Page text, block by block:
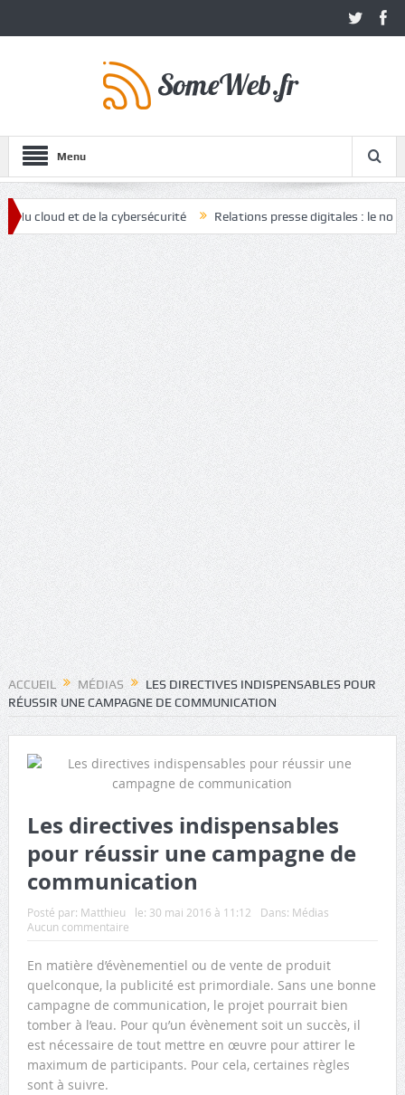
Menu
et de la cybersécurité Relations presse digitales : le nouvel
ACCUEIL MÉDIAS
LES DIRECTIVES INDISPENSABLES POUR
RÉUSSIR UNE CAMPAGNE DE COMMUNICATION
Les directives indispensables
pour réussir une campagne de
communication
Posté par: Matthieu le: 30 mai 2016 à 11:12 Dans: Médias
Aucun commentaire
En matière d’évènementiel ou de vente de produit
quelconque, la publicité est primordiale. Sans une bonne
campagne de communication, le projet pourrait bien
tomber à l’eau. Pour qu’un évènement soit un succès, il
est nécessaire de tout mettre en œuvre pour attirer le
maximum de participants. Pour cela, certaines règles
sont à suivre.